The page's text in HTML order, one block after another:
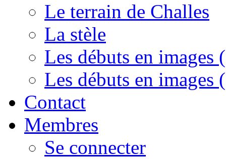
Le terrain de Challes
La stèle
Les débuts en images
Les débuts en images
Contact
Membres
Se connecter